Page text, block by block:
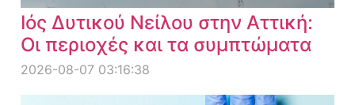
Ιός Δυτικού Νείλου στην Αττική:
Οι περιοχές και τα συμπτώματα
2026-08-07 03:16:38